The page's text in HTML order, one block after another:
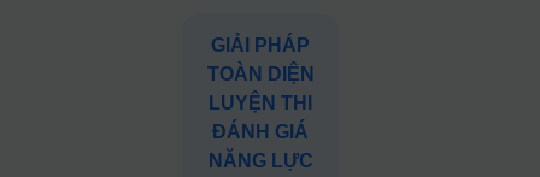
GIẢI PHÁP
TOÀN DIỆN
LUYỆN THI
ĐÁNH GIÁ
NĂNG LỰC